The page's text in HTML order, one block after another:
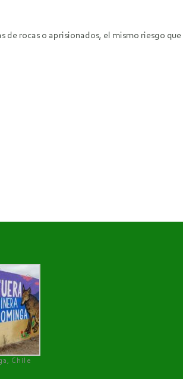
rocas o aprisionados, el mismo riesgo
Chile